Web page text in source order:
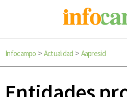
Infocampo > Actualidad > Aapresid